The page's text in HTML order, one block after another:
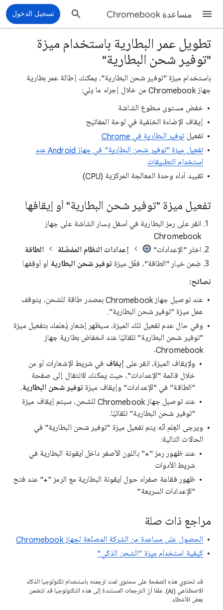
مساعدة Chromebook تسجيل الدخول
تطويل عمر البطارية باستخدام ميزة
"توفير شحن البطارية"
باستخدام ميزة "توفير شحن البطارية"، يمكنك إطالة عمر بطارية
جهاز Chromebook من خلال إجراء ما يلي:
خفض مستوى سطوع الشاشة
إيقاف الإضاءة الخلفية في لوحة المفاتيح
تفعيل توفير البطارية في Chrome
تفعيل ميزة "توفير شحن البطارية" في جهاز Android عند
استخدام التطبيقات
تقييد أداء وحدة المعالجة المركزية (CPU)
تفعيل ميزة "توفير شحن البطارية" أو إيقافها
انقر على رمز البطارية في أسفل يسار الشاشة على جهاز
Chromebook
اختَر "الإعدادات"
إعدادات النظام المفضّلة
الطاقة
ضِمن خيار "الطاقة"، فعِّل ميزة توفير شحن البطارية أو أوقِفها
نصائح:
عند توصيل جهاز Chromebook بمصدر طاقة للشحن، يتوقف
عمل ميزة "توفير شحن البطارية".
وفي حال عدم تفعيل تلك الميزة، سيظهر إشعار يُعلمك بتفعيل ميزة
"توفير شحن البطارية" تلقائيًا عند انخفاض بطارية جهاز
Chromebook.
ولإيقاف الميزة، انقر على إيقاف في شريط الإشعارات أو من
خلال قائمة "الإعدادات"، حيث يمكنك الانتقال إلى صفحة
"الطاقة" في "الإعدادات" وإيقاف ميزة توفير شحن البطارية.
عند توصيل جهاز Chromebook للشحن، سيتم إيقاف ميزة
"توفير شحن البطارية" تلقائيًا.
ويرجى العٍلم أنّه يتم تفعيل ميزة "توفير شحن البطارية" في
الحالات التالية:
عند ظهور رمز "+" باللون الأصفر داخل أيقونة البطارية في
شريط الأدوات
ظهور فقاعة صفراء حول أيقونة البطارية مع الرمز "+" عند فتح
"الإعدادات السريعة"
مراجع ذات صلة
الحصول على مساعدة من الشركة المصنِّعة لجهاز Chromebook
كيفية استخدام ميزة "الشحن الذكي"
قد تحتوي هذه الصفحة على محتوى تمت ترجمته باستخدام تكنولوجيا الذكاء
الاصطناعي (AI). علمًا أنّ الترجمات المستندة إلى هذه التكنولوجيا قد تتضمن
بعض الأخطاء.